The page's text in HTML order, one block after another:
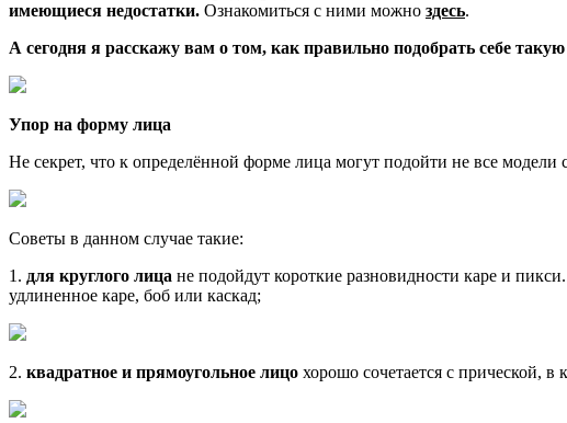
имеющиеся недостатки. Ознакомиться с ними можно здесь.
А сегодня я расскажу вам о том, как правильно подобрать себе
Упор на форму лица
Не секрет, что к определённой форме лица могут подойти не все модели
Советы в данном случае такие:
1. для круглого лица не подойдут короткие разновидности каре и
удлиненное каре, боб или каскад;
2. квадратное и прямоугольное лицо хорошо сочетается с прической,